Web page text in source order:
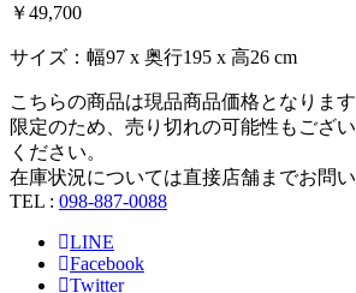
￥49,700
サイズ：幅97 x 奥行195 x 高26 cm
こちらの商品は現品商品価格となりま
限定のため、売り切れの可能性もござ
ください。
在庫状況については直接店舗までお問い
TEL : 098-887-0088
LINE
Facebook
Twitter